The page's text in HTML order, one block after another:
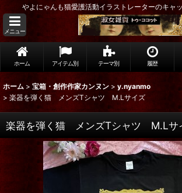
やよにゃんも猫愛護活動イラストレーターのキャ
メニュー
ホーム アイテム別 テーマ別 履歴
ホーム > 宝箱・創作作家カンヌン > y.nyanmo
> 楽器を弾く猫 メンズTシャツ M.Lサイズ
楽器を弾く猫 メンズTシャツ M.Lサ